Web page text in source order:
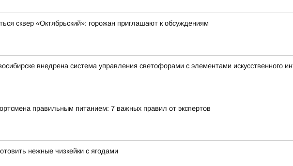
сквер «Октябрьский»: горожан приглашают к обсуждениям
внедрена система управления светофорами с элементами искусственного
правильным питанием: 7 важных правил от экспертов
нежные чизкейки с ягодами